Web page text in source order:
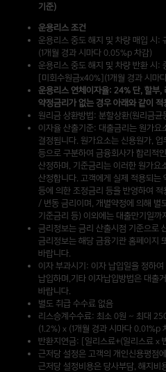
기준)
운용리스 조건
운용리스 중도 해지 및 차량 매입 시:
(1개월 경과 시마다 0.05%p 차감)
운용리스 중도 해지 및 차량 반환 시:
[미회수원금x40%](1개월 경과 시마
운용리스 연체이자율: 24% 단, 할부,
약정금리가 없는 경우 아래와 같이 적
원리금 상환방법: 분할상환(원리금균
이자율 산출기준: 대출금리는 원가
결정됩니다. 원가요소는 신용원가,
등으로 구분하여 금융회사가 합리적
산정하며, 기준금리는 이러한 원가요
산정합니다. 고객에게 실제 적용되는
등에 의한 조정금리 등을 반영하여
/ 변동 금리이며, 개별약정에 의해 별
기준금리 등) 이외에는 대출만기일까
금리정보는 금리 산출시점 기준으로
금리정보는 해당 금융기관 홈페이지
바랍니다.
이자 부과시기: 이자 납입일을 정하
납입하며,기타 이자납입방법은 대출
바랍니다.
별도 취급 수수료 없음
리스승계수수료: 최소 0원 ~ 최대
(1.2%) x (1개월 경과 시마다 0.01%p
반환지연금: [일리스료+(일리스료 x
근저당 설정은 고객의 개인신용평점
근저당 설정비용은 당사부담, 해지